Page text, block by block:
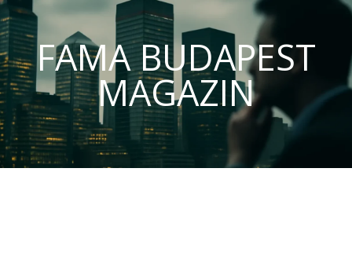
FAMA BUDAPEST
MAGAZIN